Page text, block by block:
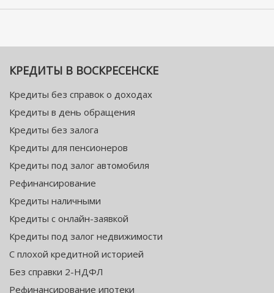
КРЕДИТЫ В ВОСКРЕСЕНСКЕ
Кредиты без справок о доходах
Кредиты в день обращения
Кредиты без залога
Кредиты для пенсионеров
Кредиты под залог автомобиля
Рефинансирование
Кредиты наличными
Кредиты с онлайн-заявкой
Кредиты под залог недвижимости
С плохой кредитной историей
Без справки 2-НДФЛ
Рефинансирование ипотеки